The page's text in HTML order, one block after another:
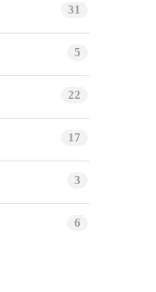
31
5
22
17
3
6